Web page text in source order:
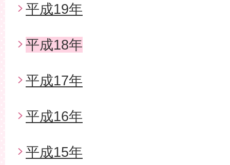
平成19年
平成18年
平成17年
平成16年
平成15年